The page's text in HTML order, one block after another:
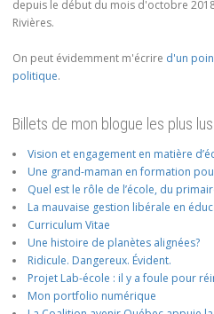
depuis le début du mois d'octobre
Rivières.
On peut évidemment m'écrire d'un
politique.
Billets de mon blogue les plus
Vision et engagement en matière
Une grand-maman en formation
Quel est le rôle de l’école, du
La mauvaise gestion libérale en
Curriculum Vitae
Une histoire de planètes alignées?
Ridicule. Dangereux. Évident.
Projet Lab-école : il y a foule pour
Mon portfolio numérique